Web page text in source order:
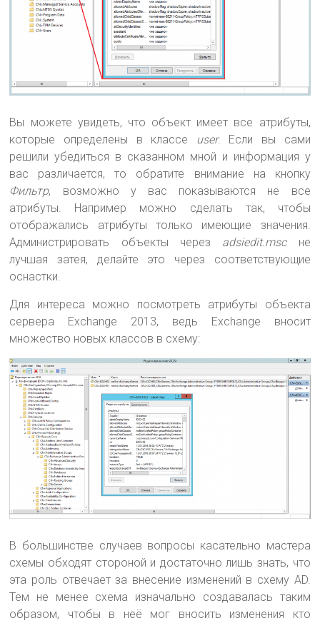
Вы можете увидеть, что объект имеет все атрибуты,
которые определены в классе user. Если вы сами
решили убедиться в сказанном мной и информация у
вас различается, то обратите внимание на кнопку
Фильтр, возможно у вас показываются не все
атрибуты. Например можно сделать так, чтобы
отображались атрибуты только имеющие значения.
Администрировать объекты через adsiedit.mscне
лучшая затея, делайте это через соответствующие
оснастки.
Для интереса можно посмотреть атрибуты объекта
сервера Exchange 2013, ведь Exchange вносит
множество новых классов в схему:
В большинстве случаев вопросы касательно мастера
схемы обходят стороной и достаточно лишь знать, что
эта роль отвечает за внесение изменений в схему AD.
Тем не менее схема изначально создавалась таким
образом, чтобы в неё мог вносить изменения кто